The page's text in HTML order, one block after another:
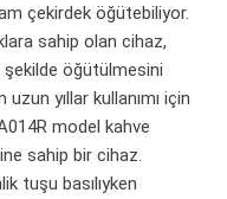
çekirdek öğütebiliyor.
sahip olan cihaz,
şekilde öğütülmesini
yıllar kullanımı için
model kahve
sahip bir cihaz.
tuşu basılıyken